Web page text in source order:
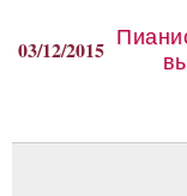
03/12/2015